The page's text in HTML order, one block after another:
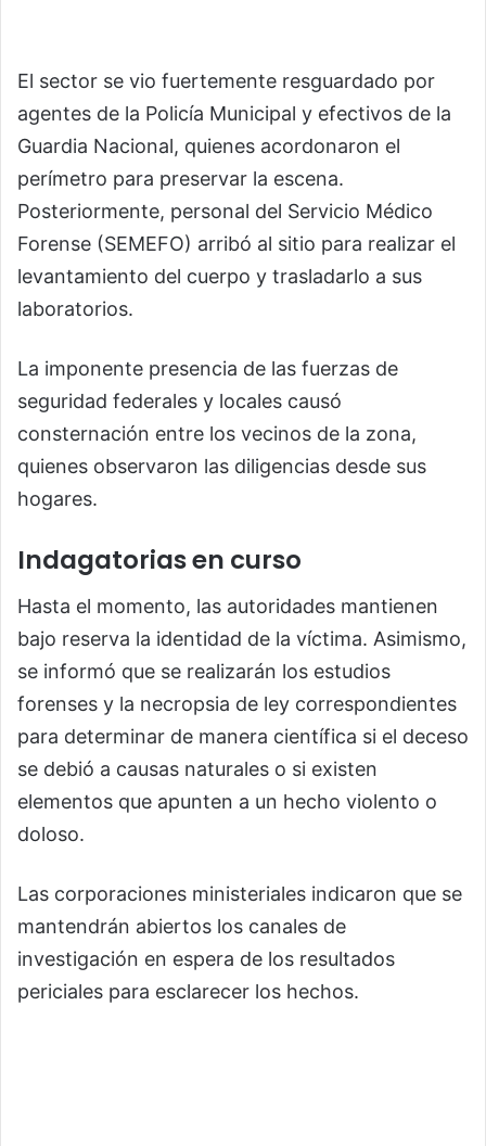
El sector se vio fuertemente resguardado por
agentes de la Policía Municipal y efectivos de la
Guardia Nacional, quienes acordonaron el
perímetro para preservar la escena.
Posteriormente, personal del Servicio Médico
Forense (SEMEFO) arribó al sitio para realizar el
levantamiento del cuerpo y trasladarlo a sus
laboratorios.
La imponente presencia de las fuerzas de
seguridad federales y locales causó
consternación entre los vecinos de la zona,
quienes observaron las diligencias desde sus
hogares.
Indagatorias en curso
Hasta el momento, las autoridades mantienen
bajo reserva la identidad de la víctima. Asimismo,
se informó que se realizarán los estudios
forenses y la necropsia de ley correspondientes
para determinar de manera científica si el deceso
se debió a causas naturales o si existen
elementos que apunten a un hecho violento o
doloso.
Las corporaciones ministeriales indicaron que se
mantendrán abiertos los canales de
investigación en espera de los resultados
periciales para esclarecer los hechos.